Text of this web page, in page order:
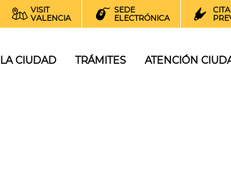
VISIT
VALENCIA
SEDE
ELECTRÓNICA
CITA
LA CIUDAD TRÁMITES ATENCIÓN